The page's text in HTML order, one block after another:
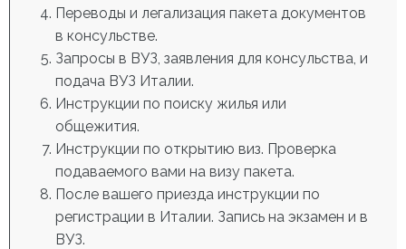
Переводы и легализация пакета документов
в консульстве.
Запросы в ВУЗ, заявления для консульства, и
подача ВУЗ Италии.
Инструкции по поиску жилья или
общежития.
Инструкции по открытию виз. Проверка
подаваемого вами на визу пакета.
После вашего приезда инструкции по
регистрации в Италии. Запись на экзамен и в
ВУЗ.